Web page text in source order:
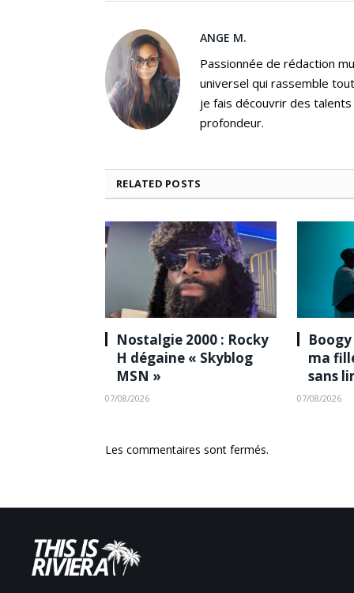
ANGE M.
Passionnée de rédaction
universel qui rassemble
je fais découvrir des
profondeur.
RELATED POSTS
Nostalgie 2000 : Rocky
H dégaine « Skyblog
MSN »
07/08/2026
ma
sans
07/08/2026
Les commentaires sont fermés.